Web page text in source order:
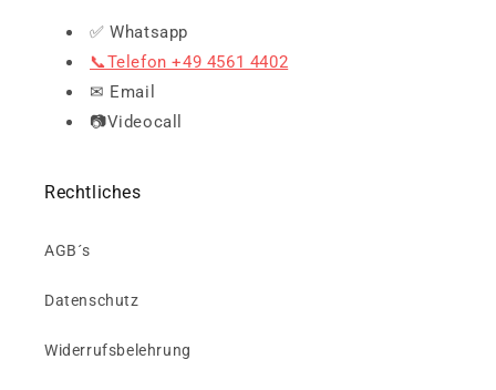
✅ Whatsapp
📞Telefon +49 4561 4402
✉ Email
📷Videocall
Rechtliches
AGB´s
Datenschutz
Widerrufsbelehrung